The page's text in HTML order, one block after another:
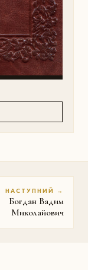
НАСТУПНИЙ →
Богдан Вадим
Миколайович